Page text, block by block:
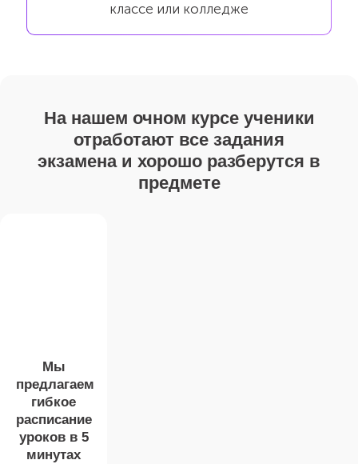
классе или колледже
На нашем очном курсе ученики
отработают все задания
экзамена и хорошо разберутся в
предмете
Мы
предлагаем
гибкое
расписание
уроков в 5
минутах